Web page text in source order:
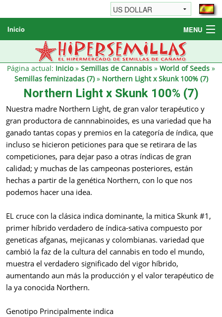
Inicio MENU
Semillas de cannabis
Otros productos
Revendedores
Página actual: Inicio» Semillas de Cannabis » World of Seeds »
Semillas feminizadas (7)» Northern Light x Skunk 100% (7)
Northern Light x Skunk 100% (7)
Nuestra madre Northern Light, de gran valor terapéutico y
gran productora de cannnabinoides, es una variedad que ha
ganado tantas copas y premios en la categoría de índica, que
incluso se hicieron peticiones para que se retirara de las
competiciones, para dejar paso a otras índicas de gran
calidad; y muchas de las campeonas posteriores, están
hechas a partir de la genética Northern, con lo que nos
podemos hacer una idea.
EL cruce con la clásica indica dominante, la mitica Skunk #1,
primer híbrido verdadero de índica-sativa compuesto por
geneticas afganas, mejicanas y colombianas. variedad que
cambió la faz de la cultura del cannabis en todo el mundo,
muestra el verdadero significado del vigor híbrido,
aumentando aun más la producción y el valor terapéutico de
la ya conocida Northern.
Genotipo Principalmente indica